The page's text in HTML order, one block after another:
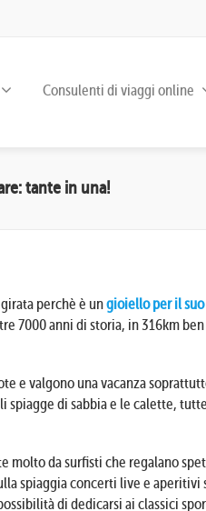
Consulenti di viaggi online
tante in una!
perchè è ungioiello per il suo
7000 anni di storia, in 316km
e valgono una vacanza
spiagge di sabbia e le calette,
molto da surfisti che regalano
spiaggia concerti live e aperitivi
di dedicarsi ai classici